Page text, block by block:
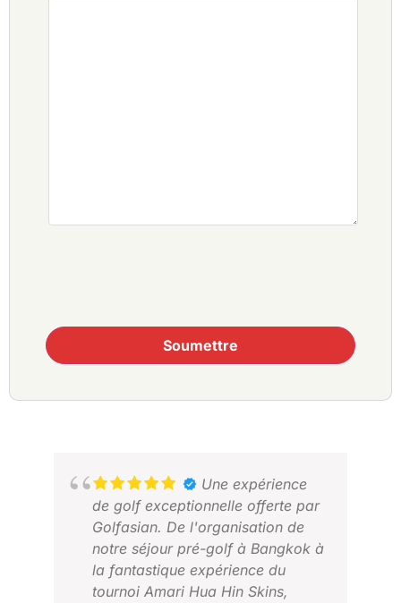
Soumettre
Une expérience
de golf exceptionnelle offerte par
Golfasian. De l'organisation de
notre séjour pré-golf à Bangkok à
la fantastique expérience du
tournoi Amari Hua Hin Skins,